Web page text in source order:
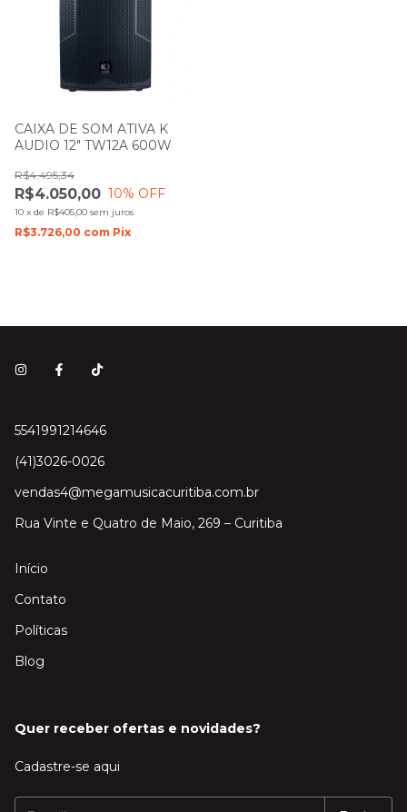
CAIXA DE SOM ATIVA K
AUDIO 12" TW12A 600W
R$4.050,00
R$4.495,34
10% OFF
10 x de R$405,00 sem juros
R$3.726,00 com Pix
5541991214646
(41)3026-0026
vendas4@megamusicacuritiba.com.br
Rua Vinte e Quatro de Maio, 269 – Curitiba
Início
Contato
Políticas
Blog
Quer receber ofertas e novidades?
Cadastre-se aqui